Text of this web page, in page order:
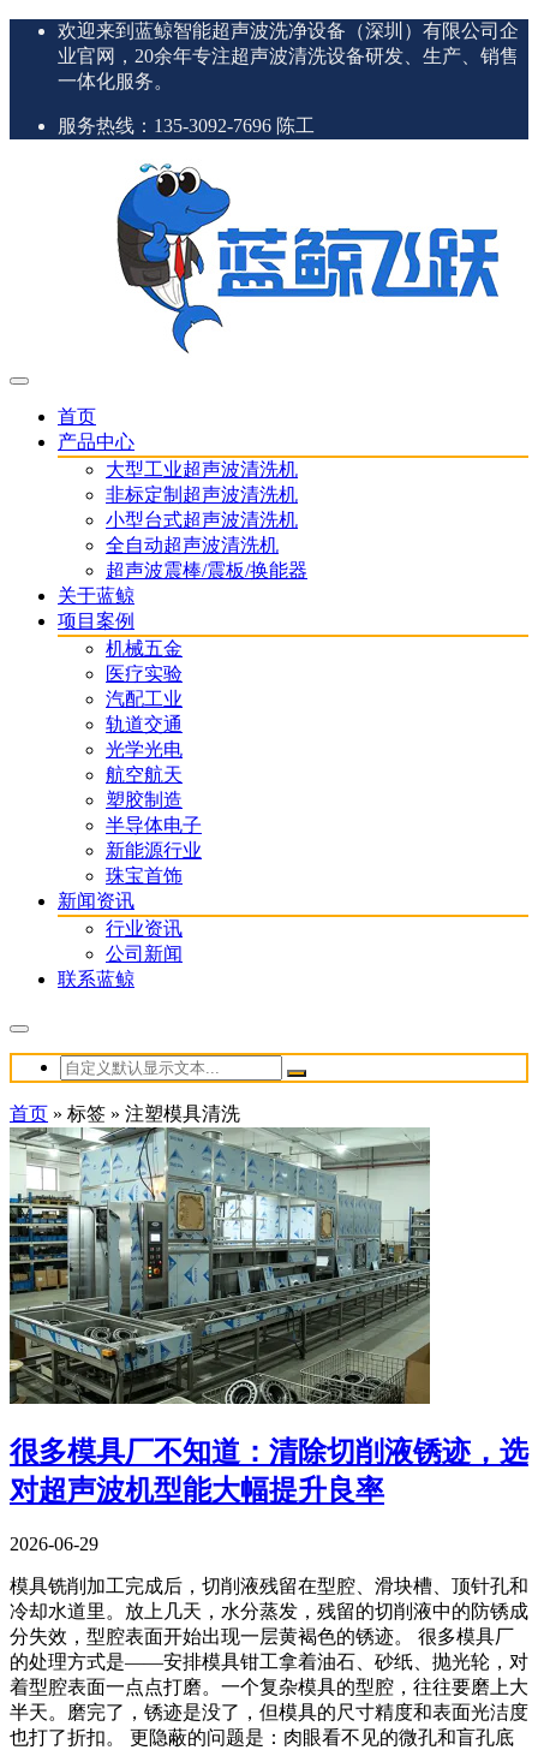
欢迎来到蓝鲸智能超声波洗净设备（深圳）有限公司企
业官网，20余年专注超声波清洗设备研发、生产、销售
一体化服务。
服务热线：135-3092-7696 陈工
首页
产品中心
大型工业超声波清洗机
非标定制超声波清洗机
小型台式超声波清洗机
全自动超声波清洗机
超声波震棒/震板/换能器
关于蓝鲸
项目案例
机械五金
医疗实验
汽配工业
轨道交通
光学光电
航空航天
塑胶制造
半导体电子
新能源行业
珠宝首饰
新闻资讯
行业资讯
公司新闻
联系蓝鲸
首页 » 标签 » 注塑模具清洗
很多模具厂不知道：清除切削液锈迹，选
对超声波机型能大幅提升良率
2026-06-29
模具铣削加工完成后，切削液残留在型腔、滑块槽、顶针孔和
冷却水道里。放上几天，水分蒸发，残留的切削液中的防锈成
分失效，型腔表面开始出现一层黄褐色的锈迹。 很多模具厂
的处理方式是——安排模具钳工拿着油石、砂纸、抛光轮，对
着型腔表面一点点打磨。一个复杂模具的型腔，往往要磨上大
半天。磨完了，锈迹是没了，但模具的尺寸精度和表面光洁度
也打了折扣。 更隐蔽的问题是：肉眼看不见的微孔和盲孔底